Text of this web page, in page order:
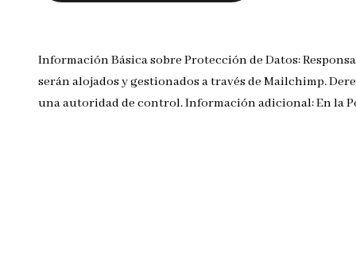
Información Básica sobre Protección de Datos:
serán alojados y gestionados a través de Mailchimp.
una autoridad de control. Información adicional: En la